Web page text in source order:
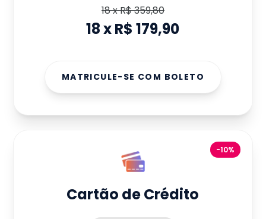
18xR$ 359,80
18xR$ 179,90
MATRICULE-SE COM BOLETO
-10%
Cartão de Crédito